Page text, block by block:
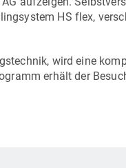
HS flex,
wird eine
erhält der